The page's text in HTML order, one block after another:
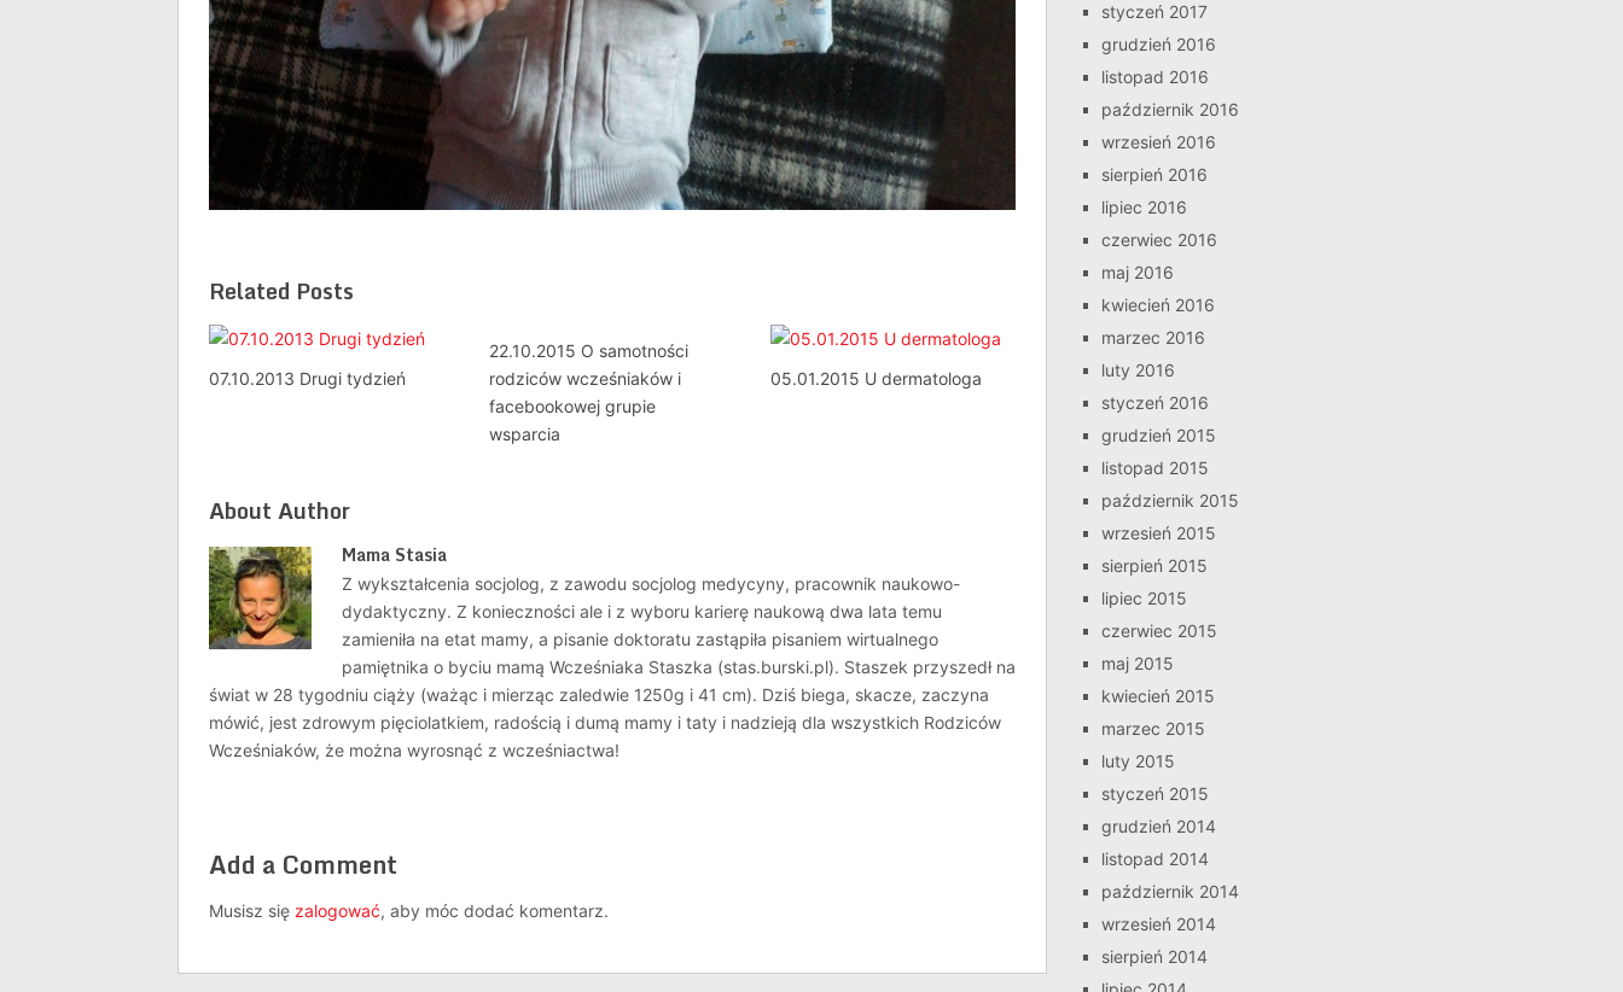
Related Posts
07.10.2013 Drugi tydzień
22.10.2015 O samotności
rodziców wcześniaków i
facebookowej grupie
wsparcia
05.01.2015 U dermatologa
About Author
Mama Stasia
Z wykształcenia socjolog, z zawodu socjolog medycyny, pracownik naukowo-
dydaktyczny. Z konieczności ale i z wyboru karierę naukową dwa lata temu
zamieniła na etat mamy, a pisanie doktoratu zastąpiła pisaniem wirtualnego
pamiętnika o byciu mamą Wcześniaka Staszka (stas.burski.pl). Staszek przyszedł na
świat w 28 tygodniu ciąży (ważąc i mierząc zaledwie 1250g i 41 cm). Dziś biega, skacze, zaczyna
mówić, jest zdrowym pięciolatkiem, radością i dumą mamy i taty i nadzieją dla wszystkich Rodziców
Wcześniaków, że można wyrosnąć z wcześniactwa!
Add a Comment
Musisz się zalogować, aby móc dodać komentarz.
styczeń 2017
grudzień 2016
listopad 2016
październik 2016
wrzesień 2016
sierpień 2016
lipiec 2016
czerwiec 2016
maj 2016
kwiecień 2016
marzec 2016
luty 2016
styczeń 2016
grudzień 2015
listopad 2015
październik 2015
wrzesień 2015
sierpień 2015
lipiec 2015
czerwiec 2015
maj 2015
kwiecień 2015
marzec 2015
luty 2015
styczeń 2015
grudzień 2014
listopad 2014
październik 2014
wrzesień 2014
sierpień 2014